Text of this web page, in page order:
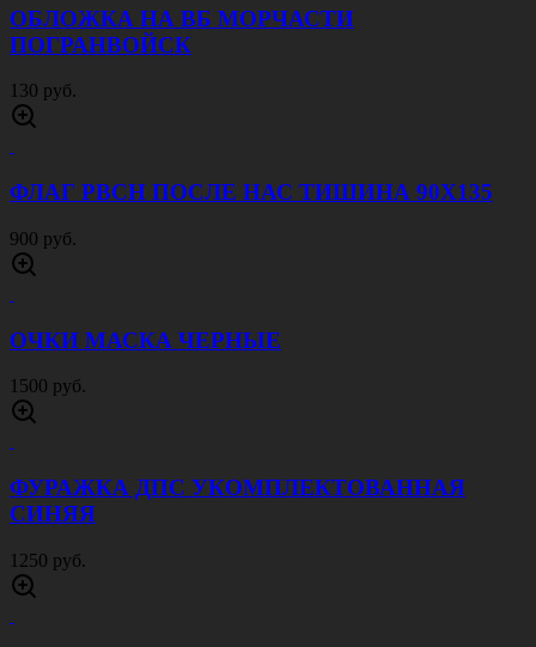
ОБЛОЖКА НА ВБ МОРЧАСТИ
ПОГРАНВОЙСК
130 руб.
ФЛАГ РВСН ПОСЛЕ НАС ТИШИНА 90Х135
900 руб.
ОЧКИ МАСКА ЧЕРНЫЕ
1500 руб.
ФУРАЖКА ДПС УКОМПЛЕКТОВАННАЯ
СИНЯЯ
1250 руб.